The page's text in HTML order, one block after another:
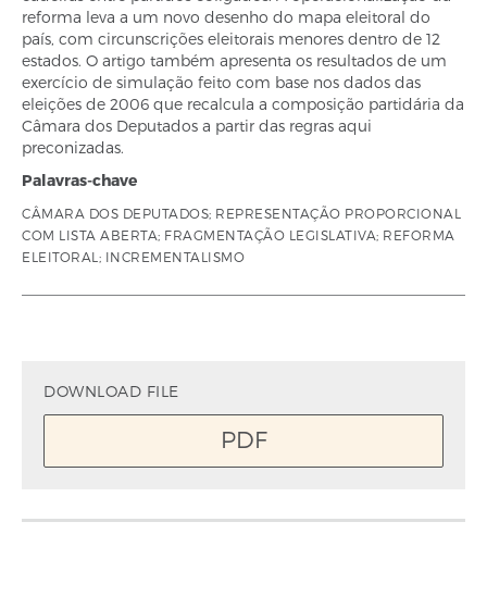
reforma leva a um novo desenho do mapa eleitoral do
país, com circunscrições eleitorais menores dentro de 12
estados. O artigo também apresenta os resultados de um
exercício de simulação feito com base nos dados das
eleições de 2006 que recalcula a composição partidária da
Câmara dos Deputados a partir das regras aqui
preconizadas.
Palavras-chave
CÂMARA DOS DEPUTADOS; REPRESENTAÇÃO PROPORCIONAL
COM LISTA ABERTA; FRAGMENTAÇÃO LEGISLATIVA; REFORMA
ELEITORAL; INCREMENTALISMO
DOWNLOAD FILE
PDF